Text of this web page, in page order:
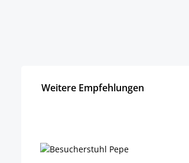
Weitere Empfehlungen